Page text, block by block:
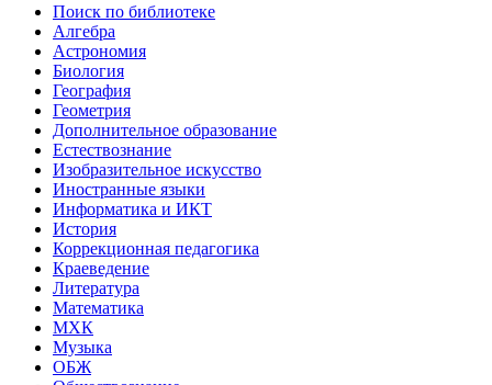
Поиск по библиотеке
Алгебра
Астрономия
Биология
География
Геометрия
Дополнительное образование
Естествознание
Изобразительное искусство
Иностранные языки
Информатика и ИКТ
История
Коррекционная педагогика
Краеведение
Литература
Математика
МХК
Музыка
ОБЖ